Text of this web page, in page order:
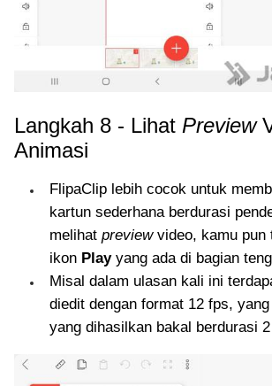
Langkah 8 - Lihat Preview
Animasi
FlipaClip lebih cocok untuk
kartun sederhana berdurasi
melihat previewvideo, kamu pun
ikon Playyang ada di bagian
Misal dalam ulasan kali ini
diedit dengan format 12 fps,
yang dihasilkan bakal berdurasi